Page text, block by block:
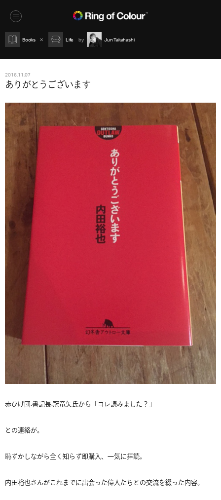
Books Life Jun Takahashi
2016.11.07
ありがとうございます
赤ひげ団.書記長.冠竜矢氏から「コレ読みました？」
との連絡が。
恥ずかしながら全く知らず即購入、一気に拝読。
内田裕也さんがこれまでに出会った偉人たちとの交流を綴った内容。